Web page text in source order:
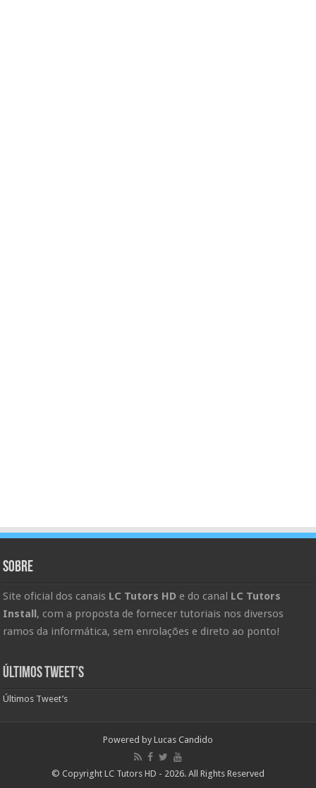
Sobre
Site oficial dos canais LC Tutors HD e do canal LC Tutors
Install, com a proposta de fornecer tutoriais nos diversos
ramos da informática, sem enrolações e direto ao ponto!
Últimos Tweet’s
Últimos Tweet’s
Powered by Lucas Candido
© Copyright LC Tutors HD - 2026. All Rights Reserved